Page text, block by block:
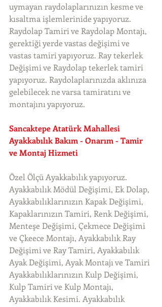
uymayan raydolaplarınızın kesme ve
kısaltma işlemlerinide yapıyoruz.
Raydolap Tamiri ve Raydolap Montajı,
gerektiği yerde vastas değişimi ve
vastas tamiri yapıyoruz. Ray tekerlek
Değişimi ve Raydolap tekerlek tamiri
yapıyoruz. Raydolaplarınızda aklınıza
gelebilecek ne varsa tamiratını ve
montajını yapıyoruz.
Sancaktepe Atatürk Mahallesi
Ayakkabılık Bakım - Onarım - Tamir
ve Montaj Hizmeti
Özel Ölçü Ayakkabılık yapıyoruz.
Ayakkabılık Mödül Değişimi, Ek Dolap,
Ayakkabılıklarınızın Kapak Değişimi,
Kapaklarınızın Tamiri, Renk Değişimi,
Menteşe Değişimi, Çekmece Değişimi
ve Çkeece Montajı, Ayakkabılık Ray
Değişimi ve Ray Tamiri, Ayakkabılık
Ayak Değişimi, Ayak Montajı ve Tamiri
Ayakkabılıklarınızın Kulp Değişimi,
Kulp Tamiri ve Kulp Montajı,
Ayakkabılık Kesimi. Ayakkabılık